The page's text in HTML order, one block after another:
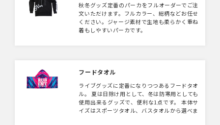
秋冬グッズ定番のパーカをフルオーダーでご注
文いただけます。フルカラー、総柄などお任せ
ください。ジャージ素材で生地も柔らかく重ね
着もしやすいパーカです。
フードタオル
ライブグッズに定番になりつつあるフードタオ
ル。 夏は日除け用として、冬は防寒用としても
使用出来るグッズで、便利な1点です。 本体サ
イズはスポーツタオル、バスタオルから選べま